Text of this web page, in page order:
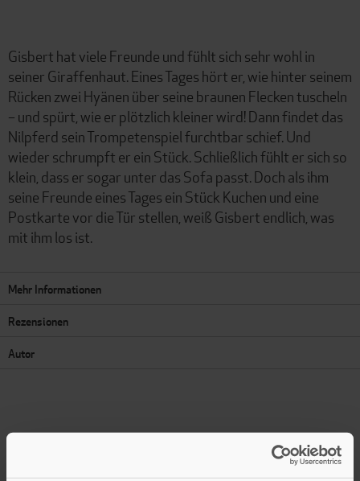
Gisbert hat viele Freunde und fühlt sich sehr wohl in
seiner Giraffenhaut. Eines Tages hört er, wie hinter seinem
Rücken zwei Hyänen über seine braunen Flecken tuscheln
– und spürt, wie er plötzlich kleiner wird! Dann findet das
Nilpferd sein Trompetenspiel furchtbar schief. Und
wieder schrumpft er ein Stück. Schließlich fühlt er sich so
klein, dass er sogar unter das Sofa passt. Doch als ihm
seine Freunde eines Tages ein Stück Kuchen und eine
Postkarte vor die Tür stellen, weiß Gisbert endlich, was
mit ihm los ist.
Mehr Informationen
Rezensionen
Autor